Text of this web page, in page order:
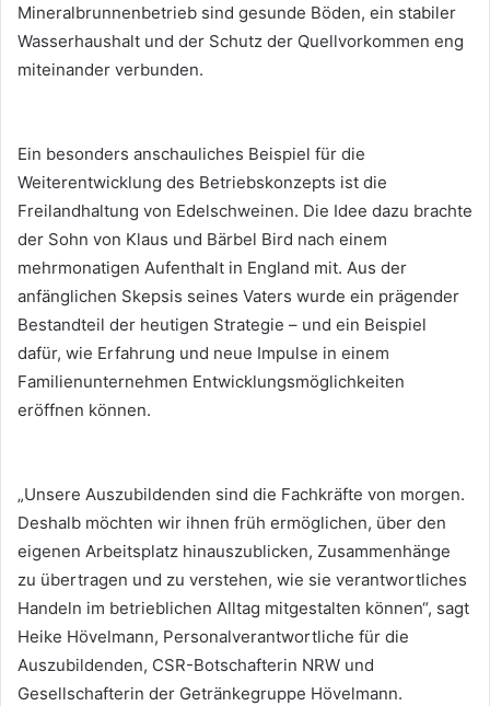
Mineralbrunnenbetrieb sind gesunde Böden, ein stabiler
Wasserhaushalt und der Schutz der Quellvorkommen eng
miteinander verbunden.
Ein besonders anschauliches Beispiel für die
Weiterentwicklung des Betriebskonzepts ist die
Freilandhaltung von Edelschweinen. Die Idee dazu brachte
der Sohn von Klaus und Bärbel Bird nach einem
mehrmonatigen Aufenthalt in England mit. Aus der
anfänglichen Skepsis seines Vaters wurde ein prägender
Bestandteil der heutigen Strategie – und ein Beispiel
dafür, wie Erfahrung und neue Impulse in einem
Familienunternehmen Entwicklungsmöglichkeiten
eröffnen können.
„Unsere Auszubildenden sind die Fachkräfte von morgen.
Deshalb möchten wir ihnen früh ermöglichen, über den
eigenen Arbeitsplatz hinauszublicken, Zusammenhänge
zu übertragen und zu verstehen, wie sie verantwortliches
Handeln im betrieblichen Alltag mitgestalten können“, sagt
Heike Hövelmann, Personalverantwortliche für die
Auszubildenden, CSR-Botschafterin NRW und
Gesellschafterin der Getränkegruppe Hövelmann.